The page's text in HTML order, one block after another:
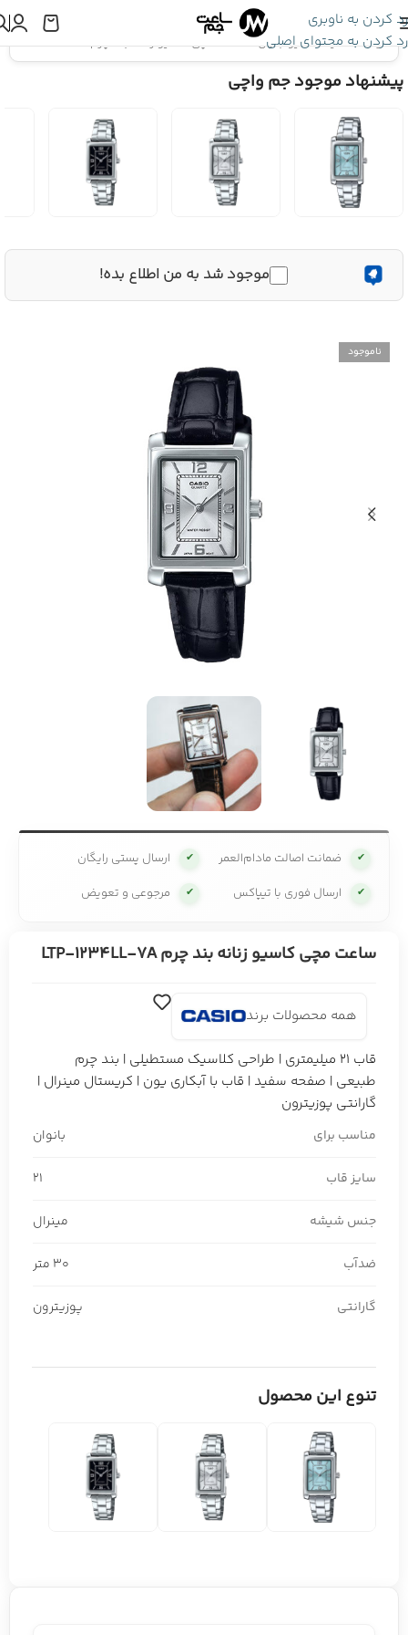
رد کردن به ناوبری
رد کردن به محتوای اصلی
اینجا هستید:کاسیو جنرال»ساعت مچی کاسیو زنانه بند چرم LTP-1234LL-7A
پیشنهاد موجود جم واچی
موجود شد به من اطلاع بده!
ناموجود
✔ ضمانت اصالت مادام‌العمر ✔ ارسال پستی رایگان
✔ ارسال فوری با تیپاکس ✔ مرجوعی و تعویض
ساعت مچی کاسیو زنانه بند چرم LTP-1234LL-7A
همه محصولات برند
قاب 21 میلیمتری | طراحی کلاسیک مستطیلی | بند چرم
طبیعی | صفحه سفید | قاب با آبکاری یون | کریستال مینرال |
گارانتی پوزیترون
مناسب برای بانوان
سایز قاب 21
جنس شیشه مینرال
ضدآب 30 متر
گارانتی پوزیترون
تنوع این محصول